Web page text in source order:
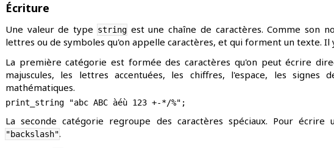
Écriture
Une valeur de type stringest une chaîne de caractères. Comme son
lettres ou de symboles qu'on appelle caractères, et qui forment un texte. Il
La première catégorie est formée des caractères qu'on peut écrire
majuscules, les lettres accentuées, les chiffres, l'espace, les signes
mathématiques.
La seconde catégorie regroupe des caractères spéciaux. Pour
"backslash".